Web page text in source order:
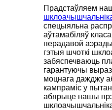
Прадстаўляем
спецыяльна
аўтамабіляў
перадавой
гэтыя шчоткі
забяспечваюць
гарантуючы
моцнага дажджу
кампраміс у
абярыце нашы